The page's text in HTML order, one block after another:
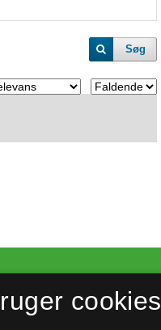
Søg
cookies